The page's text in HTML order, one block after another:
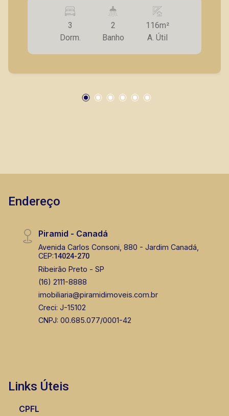
3
Dorm.
2
Banho
116m²
A. Útil
Endereço
Piramid - Canadá
Avenida Carlos Consoni, 880 - Jardim Canadá,
CEP:14024-270
Ribeirão Preto - SP
(16) 2111-8888
imobiliaria@piramidimoveis.com.br
Creci: J-15102
CNPJ: 00.685.077/0001-42
Links Úteis
CPFL